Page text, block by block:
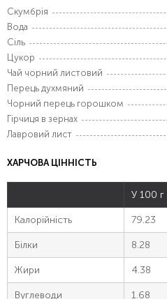
Скумбрія
Вода
Сіль
Цукор
Чай чорний листовий
Перець духмяний
Чорний перець горошком
Гірчиця в зернах
Лавровий лист
ХАРЧОВА ЦІННІСТЬ
У 100 г
Калорійність 79.23
Білки 8.28
Жири 4.38
Вуглеводи 1.68